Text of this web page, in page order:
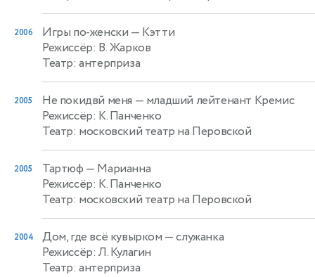
2006 Игры по-женски — Кэтти
Режиссёр: В. Жарков
Театр: антерприза
2005 Не покидвй меня — младший лейтенант Кремис
Режиссёр: К. Панченко
Театр: московский театр на Перовской
2005 Тартюф — Марианна
Режиссёр: К. Панченко
Театр: московский театр на Перовской
2004 Дом, где всё кувырком — служанка
Режиссёр: Л. Кулагин
Театр: антерприза